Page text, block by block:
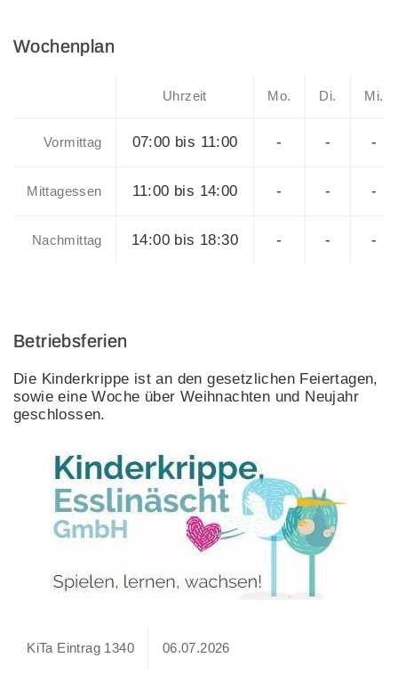
Wochenplan
Uhrzeit Mo. Di. Mi.
Vormittag 07:00 bis 11:00 - - -
Mittagessen 11:00 bis 14:00 - - -
Nachmittag 14:00 bis 18:30 - - -
Betriebsferien
Die Kinderkrippe ist an den gesetzlichen Feiertagen,
sowie eine Woche über Weihnachten und Neujahr
geschlossen.
KiTa Eintrag 1340 06.07.2026